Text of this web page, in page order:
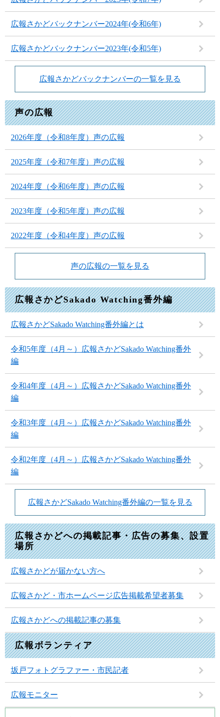
広報さかどバックナンバー2024年(令和6年)
広報さかどバックナンバー2023年(令和5年)
広報さかどバックナンバーの一覧を見る
声の広報
2026年度（令和8年度）声の広報
2025年度（令和7年度）声の広報
2024年度（令和6年度）声の広報
2023年度（令和5年度）声の広報
2022年度（令和4年度）声の広報
声の広報の一覧を見る
広報さかどSakado Watching番外編
広報さかどSakado Watching番外編とは
令和5年度（4月～）広報さかどSakado Watching番外
編
令和4年度（4月～）広報さかどSakado Watching番外
編
令和3年度（4月～）広報さかどSakado Watching番外
編
令和2年度（4月～）広報さかどSakado Watching番外
編
広報さかどSakado Watching番外編の一覧を見る
広報さかどへの掲載記事・広告の募集、設置
場所
広報さかどが届かない方へ
広報さかど・市ホームページ広告掲載希望者募集
広報さかどへの掲載記事の募集
広報ボランティア
坂戸フォトグラファー・市民記者
広報モニター